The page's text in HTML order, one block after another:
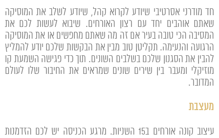
חד מודרני אסרטיבי שיודע לקרוא קהל, שיודע לשלב את המוסיקה
שאתם אוהבים יחד עם רצון האורחים. שיבוא לעשות לכם את
המסיבה הכי טובה בעיר אם זה מה שאתם מחפשים או את המוסיקה
הרגועה והנעימה. תקליטן טוב מבין את הבקשות שלכם יודע להמליץ
להבין את הסגנון שלכם בשלבים השונים. תוך כדי פגישה השמעת קו
מוזיקלי ומעבר בין שירים שונים שמראים את החיבור שלו לעולם
המדובר.
מעצבת
עיצוב קונה אורחים ב15 השניות. מרגע הכניסה יש לכם הזדמנות